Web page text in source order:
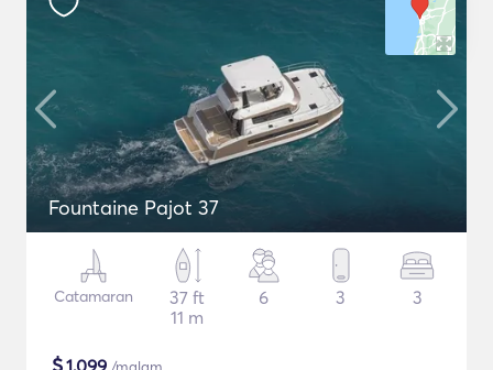
Fountaine Pajot 37
Catamaran
37 ft
11 m
6 3 3
1,099